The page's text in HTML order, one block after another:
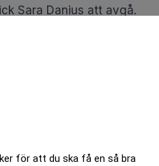
för att du ska få en så bra
Sara Danius att avgå.
där han bland annat utsåg
och den texten eldade
i SVT
här var den lösning
är nästan lika våldsam